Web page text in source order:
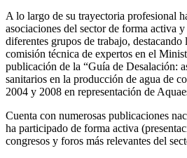
A lo largo de su trayectoria profesional
asociaciones del sector de forma activa
diferentes grupos de trabajo,
comisión técnica de expertos en el
publicación de la “Guía de Desalación:
sanitarios en la producción de agua de
2004 y 2008 en representación de
Cuenta con numerosas publicaciones
ha participado de forma activa
congresos y foros más relevantes del